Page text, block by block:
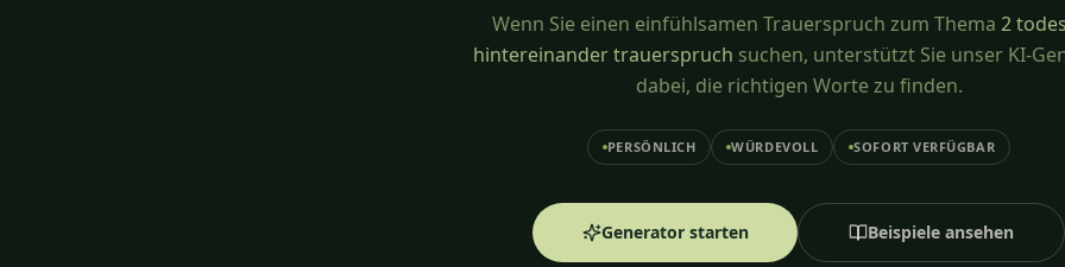
Wenn Sie einen einfühlsamen Trauerspruch zum Thema 2
hintereinander trauerspruch suchen, unterstützt Sie unser KI-
dabei, die richtigen Worte zu finden.
PERSÖNLICH WÜRDEVOLL SOFORT VERFÜGBAR
Generator starten Beispiele ansehen